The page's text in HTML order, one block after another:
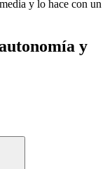
y lo hace con un
y